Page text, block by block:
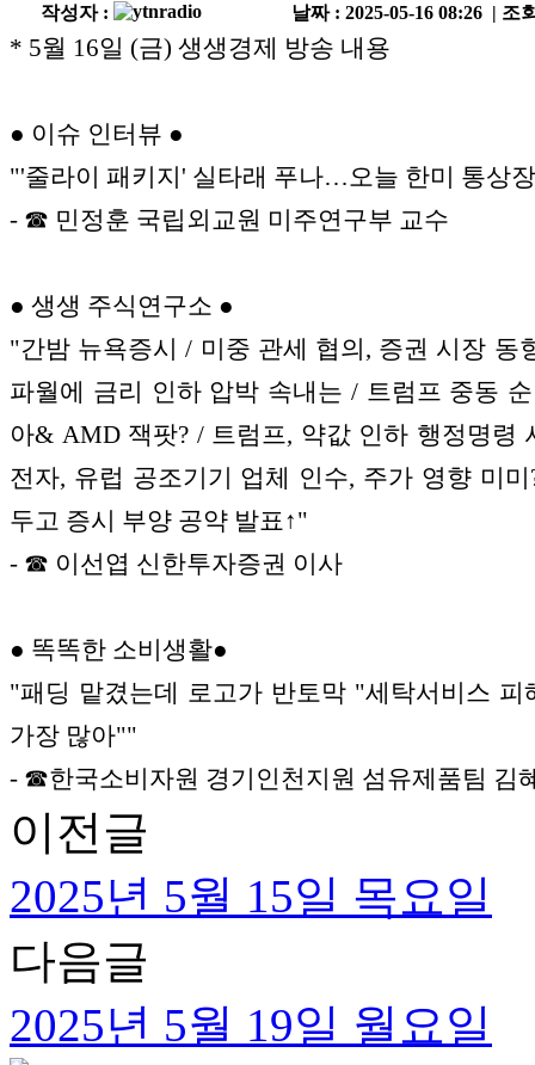
작성자 :
날짜 : 2025-05-16 08:26 | 조
* 5월 16일 (금) 생생경제 방송 내용
● 이슈 인터뷰 ●
"'줄라이 패키지' 실타래 푸나…오늘 한미 통상
- ☎ 민정훈 국립외교원 미주연구부 교수
● 생생 주식연구소 ●
"간밤 뉴욕증시 / 미중 관세 협의, 증권 시장 동
파월에 금리 인하 압박 속내는 / 트럼프 중동
아& AMD 잭팟? / 트럼프, 약값 인하 행정명령
전자, 유럽 공조기기 업체 인수, 주가 영향 미
두고 증시 부양 공약 발표↑"
- ☎ 이선엽 신한투자증권 이사
● 똑똑한 소비생활●
"패딩 맡겼는데 로고가 반토막 "세탁서비스 피
가장 많아""
- ☎한국소비자원 경기인천지원 섬유제품팀 김
이전글
2025년 5월 15일 목요일
다음글
2025년 5월 19일 월요일